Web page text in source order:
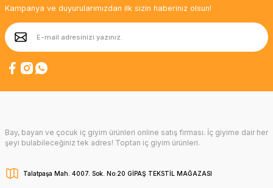
Kampanya ve duyurularımızdan ilk sizin haberiniz olsun!
Bay, bayan ve çocuk iç giyim ürünleri online satış firması. İç giyime dair her
şeyi bulabileceğiniz tek adres! Toptan iç giyim ürünleri.
Talatpaşa Mah. 4007. Sok. No:20 GİPAŞ TEKSTİL MAĞAZASI